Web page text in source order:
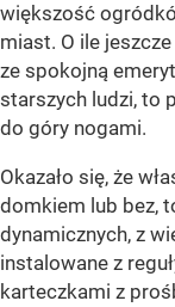
większość
miast. O ile
ze spokojną
starszych ludzi, to
do góry nogami.
Okazało się, że
domkiem lub bez,
dynamicznych, z
instalowane z
karteczkami z